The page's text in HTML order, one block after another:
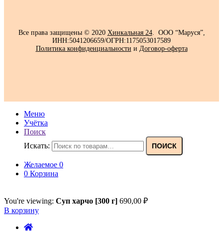
Все права защищены © 2020 Хинкальная 24. ООО “Маруся”,
ИНН:5041206659/ОГРН:1175053017589
Политика конфиденциальности‍ и Договор-оферта
Меню
Учётка
Поиск
Искать:
ПОИСК
Желаемое 0
0 Корзина
You're viewing: Суп харчо [300 г] 690,00 ₽
В корзину